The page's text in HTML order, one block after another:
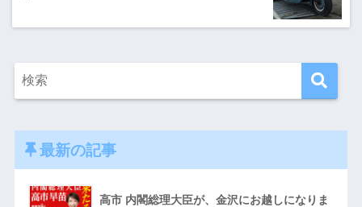
最新の記事
高市 内閣総理大臣が、金沢にお越しになりま